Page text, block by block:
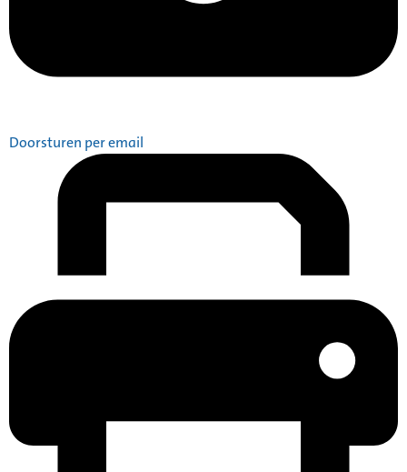
Doorsturen per email